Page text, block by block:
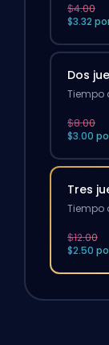
$4.00
$3.32
Dos
Tiempo
$8.00
$3.00
Tres
Tiempo
$12.00
$2.50